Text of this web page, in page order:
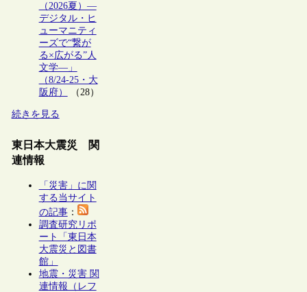
（2026夏）―
デジタル・ヒ
ューマニティ
ーズで“繋が
る×広がる”人
文学―」
（8/24-25・大
阪府）
（28）
続きを見る
東日本大震災 関
連情報
「災害」に関
する当サイト
の記事：
調査研究リポ
ート「東日本
大震災と図書
館」
地震・災害 関
連情報（レフ